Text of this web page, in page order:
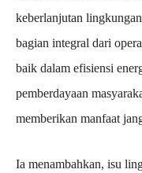
keberlanjutan
bagian integral dari
baik dalam efisiensi
pemberdayaan
memberikan manfaat
Ia menambahkan, isu